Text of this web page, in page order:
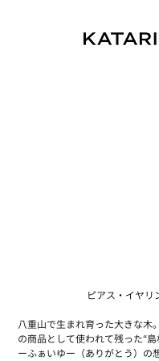
ピアス・イヤリ
八重山で生まれ育った大きな木
の商品として使われて残った“
ーふぁいゆー（ありがとう）の